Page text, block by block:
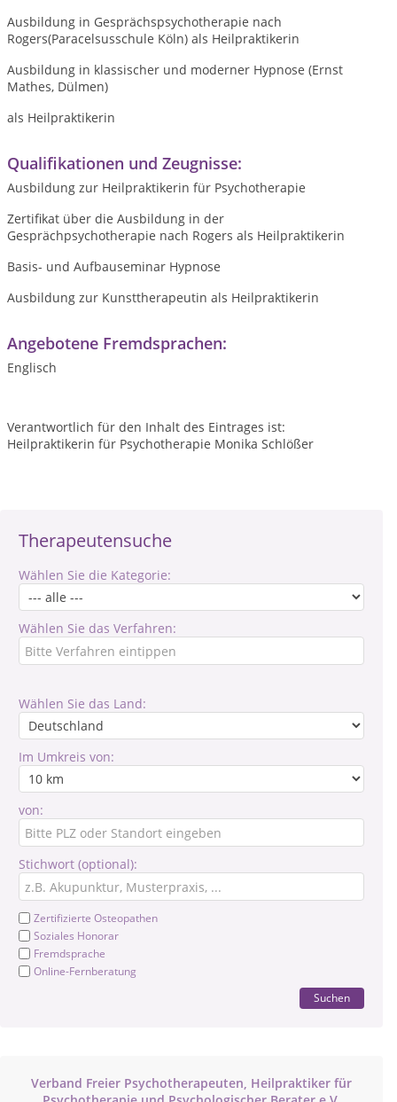
Therapeutensuche
Wählen Sie die Kategorie:
Wählen Sie das Verfahren:
Wählen Sie das Land:
Im Umkreis von:
von:
Stichwort (optional):
Zertifizierte Osteopathen
Soziales Honorar
Fremdsprache
Online-Fernberatung
Suchen
Verband Freier Psychotherapeuten, Heilpraktiker für
Ausbildung in Gesprächspsychotherapie nach
Rogers(Paracelsusschule Köln) als Heilpraktikerin
Ausbildung in klassischer und moderner Hypnose (Ernst
Mathes, Dülmen)
als Heilpraktikerin
Qualifikationen und Zeugnisse:
Ausbildung zur Heilpraktikerin für Psychotherapie
Zertifikat über die Ausbildung in der
Gesprächpsychotherapie nach Rogers als Heilpraktikerin
Basis- und Aufbauseminar Hypnose
Ausbildung zur Kunsttherapeutin als Heilpraktikerin
Angebotene Fremdsprachen:
Englisch
Verantwortlich für den Inhalt des Eintrages ist:
Heilpraktikerin für Psychotherapie Monika Schlößer